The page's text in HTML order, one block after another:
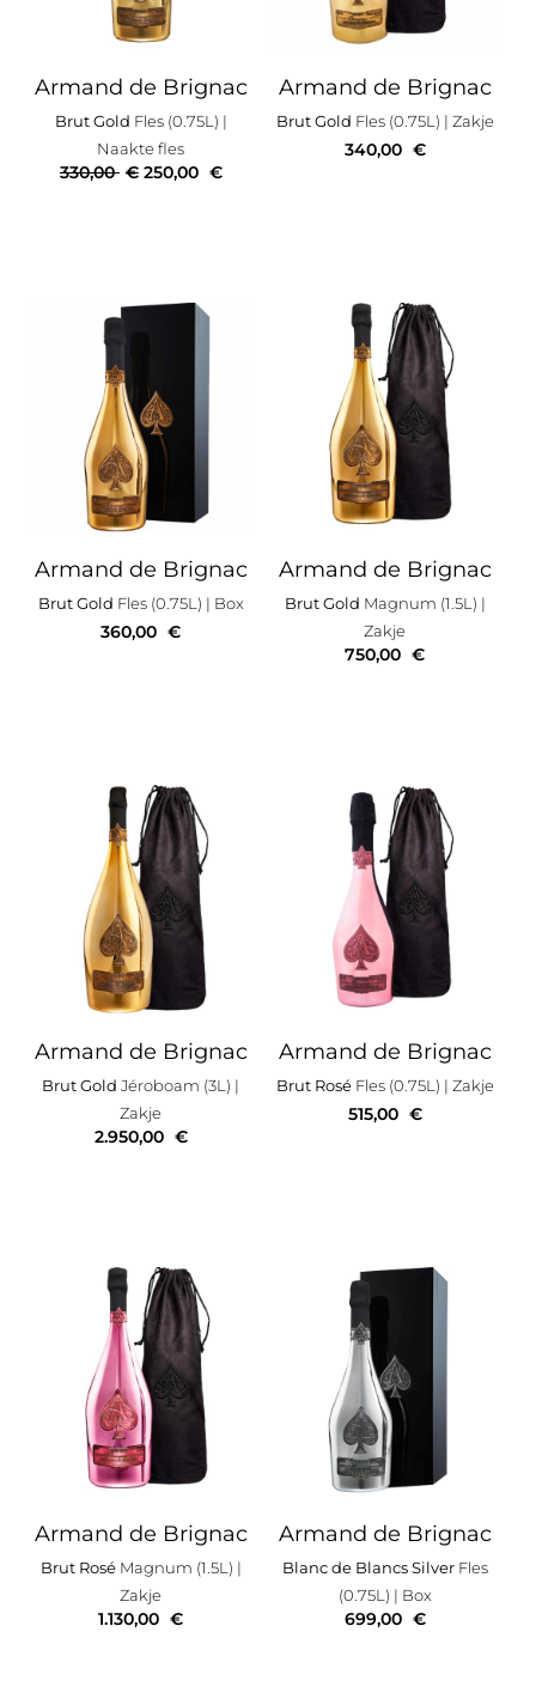
Armand de Brignac
Brut Gold Fles (0.75L) |
Naakte fles
330,00 € 250,00 €
Armand de Brignac
Brut Gold Fles (0.75L) | Zakje
340,00 €
Armand de Brignac
Brut Gold Fles (0.75L) | Box
360,00 €
Armand de Brignac
Brut Gold Magnum (1.5L) |
Zakje
750,00 €
Armand de Brignac
Brut Gold Jéroboam (3L) |
Zakje
2.950,00 €
Armand de Brignac
Brut RoséFles (0.75L) | Zakje
515,00 €
Armand de Brignac
Brut RoséMagnum (1.5L) |
Zakje
1.130,00 €
Armand de Brignac
Blanc de Blancs SilverFles
(0.75L) | Box
699,00 €